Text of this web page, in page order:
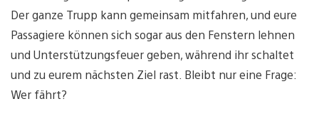
Der ganze Trupp kann gemeinsam mitfahren, und eure
Passagiere können sich sogar aus den Fenstern lehnen
und Unterstützungsfeuer geben, während ihr schaltet
und zu eurem nächsten Ziel rast. Bleibt nur eine Frage:
Wer fährt?